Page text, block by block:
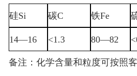
硅Si 碳C 铁Fe
14—16 <1.3 80—82
备注： 化学含量和粒度可按照